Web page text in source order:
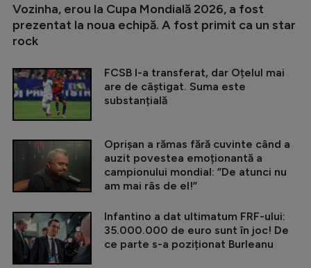
Vozinha, erou la Cupa Mondială 2026, a fost
prezentat la noua echipă. A fost primit ca un star
rock
FCSB l-a transferat, dar Oțelul mai
are de câștigat. Suma este
substanțială
Oprișan a rămas fără cuvinte când a
auzit povestea emoționantă a
campionului mondial: ”De atunci nu
am mai râs de el!”
Infantino a dat ultimatum FRF-ului:
35.000.000 de euro sunt în joc! De
ce parte s-a poziționat Burleanu